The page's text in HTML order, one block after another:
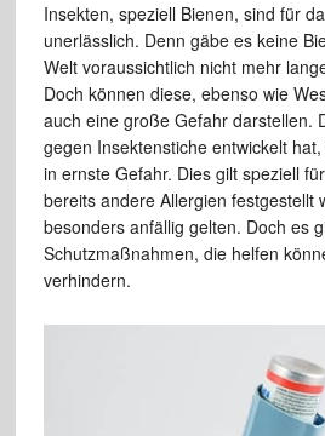
Insekten, speziell Bienen, sind für
unerlässlich. Denn gäbe es keine
Welt voraussichtlich nicht mehr
Doch können diese, ebenso wie
auch eine große Gefahr darstellen.
gegen Insektenstiche entwickelt
in ernste Gefahr. Dies gilt speziell
bereits andere Allergien festgestellt
besonders anfällig gelten. Doch es
Schutzmaßnahmen, die helfen
verhindern.